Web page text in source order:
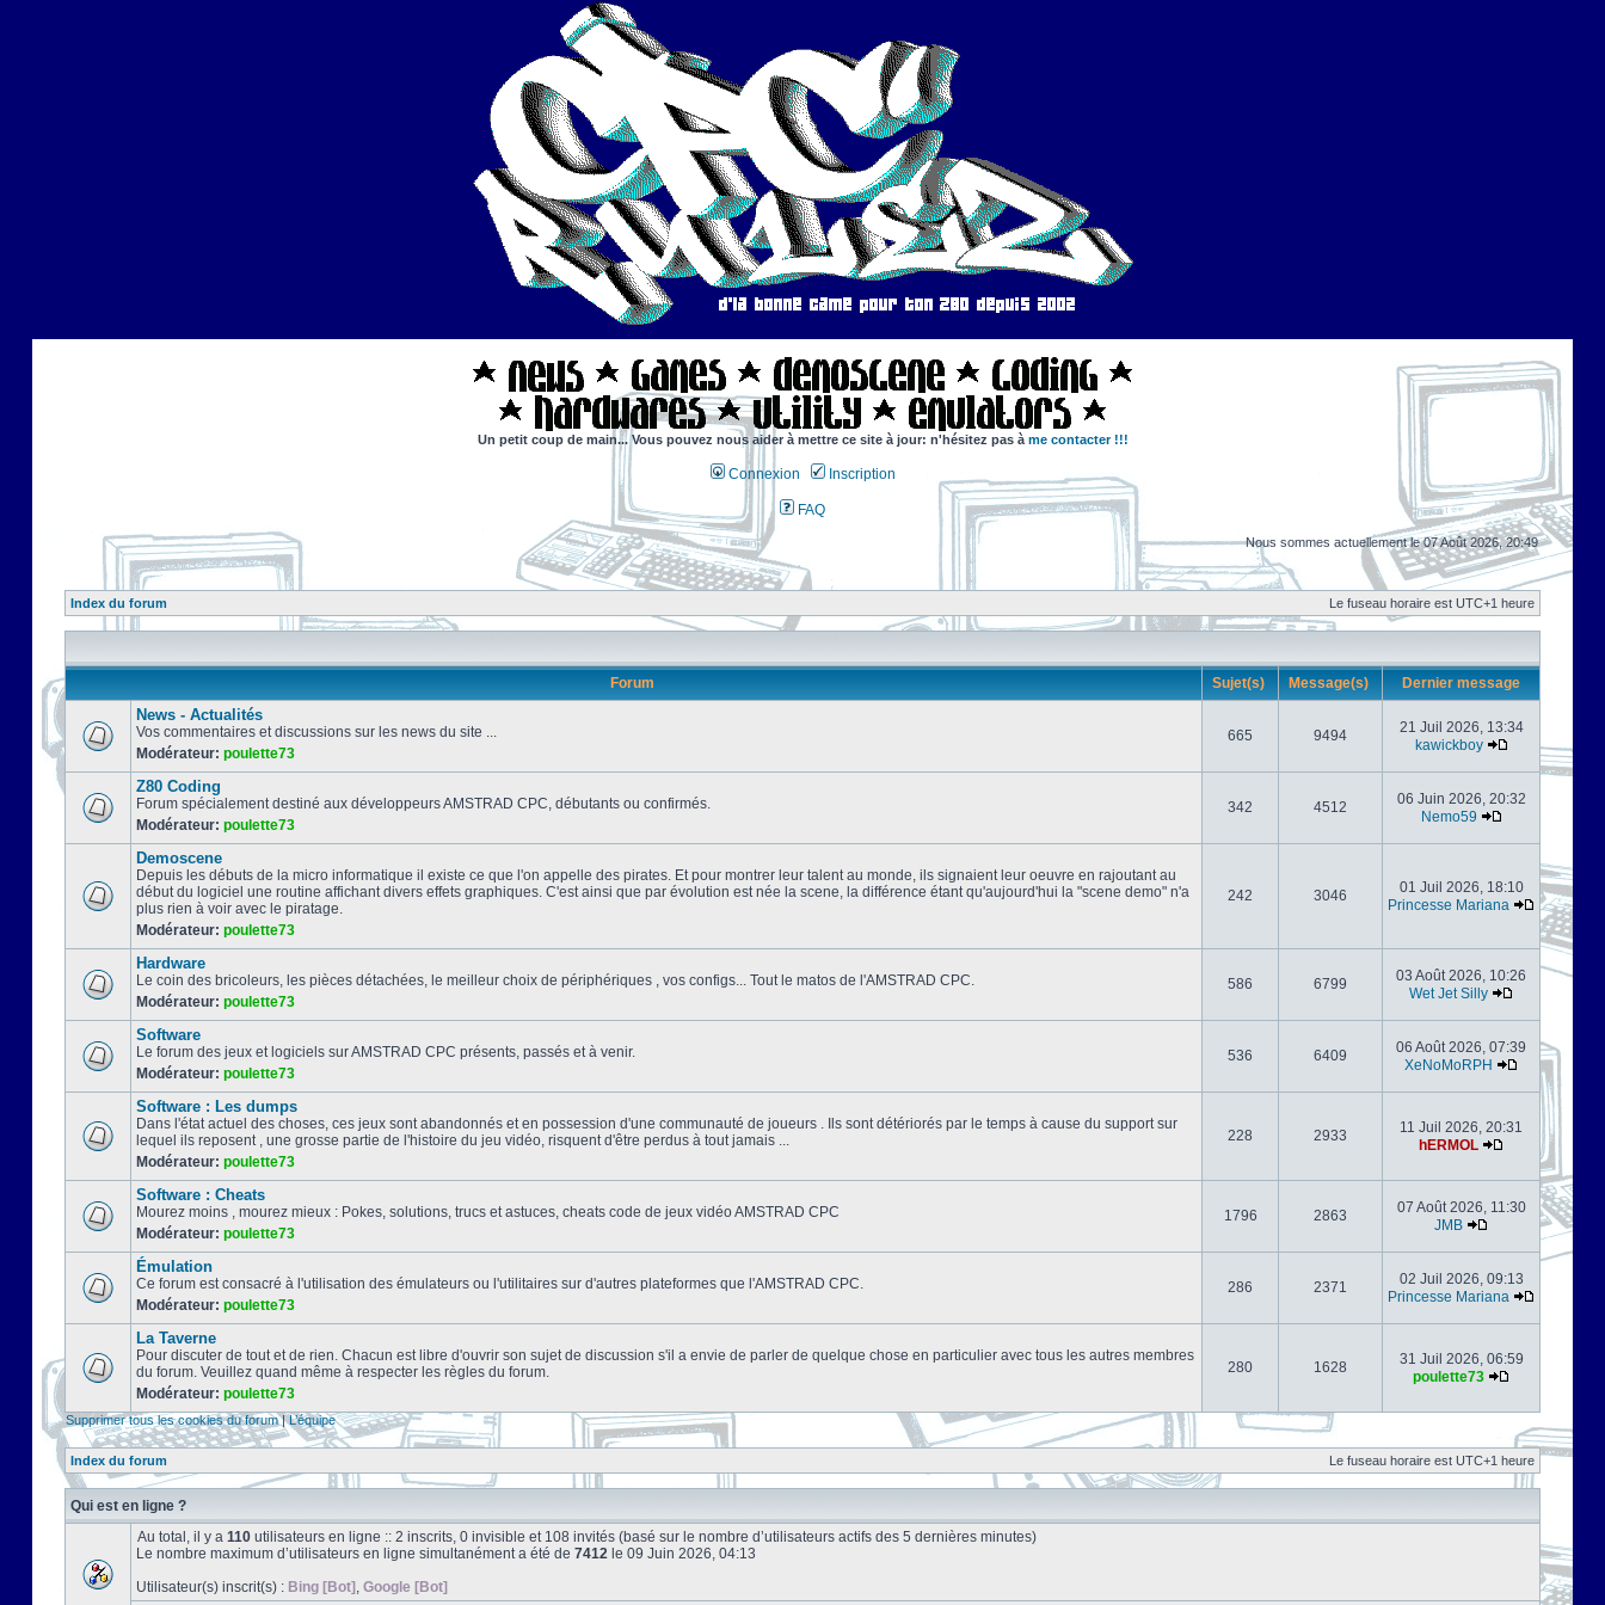
Un petit coup de main... Vous pouvez nous aider à mettre ce site à jour: n'hésitez pas à me contacter !!!
Connexion Inscription
FAQ
Nous sommes actuellement le 07 Août 2026, 20:49
Index du forum Le fuseau horaire est UTC+1 heure
Forum Sujet(s) Message(s) Dernier message
News - Actualités
Vos commentaires et discussions sur les news du site ...
Modérateur: poulette73
665 9494
21 Juil 2026, 13:34
kawickboy
Z80 Coding
Forum spécialement destiné aux développeurs AMSTRAD CPC, débutants ou confirmés.
Modérateur: poulette73
342 4512
06 Juin 2026, 20:32
Nemo59
Demoscene
Depuis les débuts de la micro informatique il existe ce que l'on appelle des pirates. Et pour montrer leur talent au monde, ils signaient leur oeuvre en rajoutant au
début du logiciel une routine affichant divers effets graphiques. C'est ainsi que par évolution est née la scene, la différence étant qu'aujourd'hui la "scene demo" n'a
plus rien à voir avec le piratage.
Modérateur: poulette73
242 3046
01 Juil 2026, 18:10
Princesse Mariana
Hardware
Le coin des bricoleurs, les pièces détachées, le meilleur choix de périphériques , vos configs... Tout le matos de l'AMSTRAD CPC.
Modérateur: poulette73
586 6799
03 Août 2026, 10:26
Wet Jet Silly
Software
Le forum des jeux et logiciels sur AMSTRAD CPC présents, passés et à venir.
Modérateur: poulette73
536 6409
06 Août 2026, 07:39
XeNoMoRPH
Software : Les dumps
Dans l'état actuel des choses, ces jeux sont abandonnés et en possession d'une communauté de joueurs . Ils sont détériorés par le temps à cause du support sur
lequel ils reposent , une grosse partie de l'histoire du jeu vidéo, risquent d'être perdus à tout jamais ...
Modérateur: poulette73
228 2933
11 Juil 2026, 20:31
hERMOL
Software : Cheats
Mourez moins , mourez mieux : Pokes, solutions, trucs et astuces, cheats code de jeux vidéo AMSTRAD CPC
Modérateur: poulette73
1796 2863
07 Août 2026, 11:30
JMB
Émulation
Ce forum est consacré à l'utilisation des émulateurs ou l'utilitaires sur d'autres plateformes que l'AMSTRAD CPC.
Modérateur: poulette73
286 2371
02 Juil 2026, 09:13
Princesse Mariana
La Taverne
Pour discuter de tout et de rien. Chacun est libre d'ouvrir son sujet de discussion s'il a envie de parler de quelque chose en particulier avec tous les autres membres
du forum. Veuillez quand même à respecter les règles du forum.
Modérateur: poulette73
280 1628
31 Juil 2026, 06:59
poulette73
Supprimer tous les cookies du forum|L’équipe
Index du forum Le fuseau horaire est UTC+1 heure
Qui est en ligne ?
Au total, il y a 110 utilisateurs en ligne :: 2 inscrits, 0 invisible et 108 invités (basé sur le nombre d’utilisateurs actifs des 5 dernières minutes)
Le nombre maximum d’utilisateurs en ligne simultanément a été de 7412 le 09 Juin 2026, 04:13
Utilisateur(s) inscrit(s) : Bing [Bot] , Google [Bot]